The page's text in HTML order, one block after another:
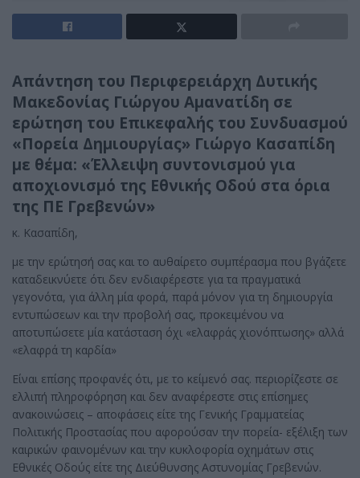
Απάντηση του Περιφερειάρχη Δυτικής
Μακεδονίας Γιώργου Αμανατίδη σε
ερώτηση του Επικεφαλής του Συνδυασμού
«Πορεία Δημιουργίας» Γιώργο Κασαπίδη
με θέμα: «Έλλειψη συντονισμού για
αποχιονισμό της Εθνικής Οδού στα όρια
της ΠΕ Γρεβενών»
κ. Κασαπίδη,
με την ερώτησή σας και το αυθαίρετο συμπέρασμα που βγάζετε
καταδεικνύετε ότι δεν ενδιαφέρεστε για τα πραγματικά
γεγονότα, για άλλη μία φορά, παρά μόνον για τη δημιουργία
εντυπώσεων και την προβολή σας, προκειμένου να
αποτυπώσετε μία κατάσταση όχι «ελαφράς χιονόπτωσης» αλλά
«ελαφρά τη καρδία»
Είναι επίσης προφανές ότι, με το κείμενό σας. περιορίζεστε σε
ελλιπή πληροφόρηση και δεν αναφέρεστε στις επίσημες
ανακοινώσεις – αποφάσεις είτε της Γενικής Γραμματείας
Πολιτικής Προστασίας που αφορούσαν την πορεία- εξέλιξη των
καιρικών φαινομένων και την κυκλοφορία οχημάτων στις
Εθνικές Οδούς είτε της Διεύθυνσης Αστυνομίας Γρεβενών.